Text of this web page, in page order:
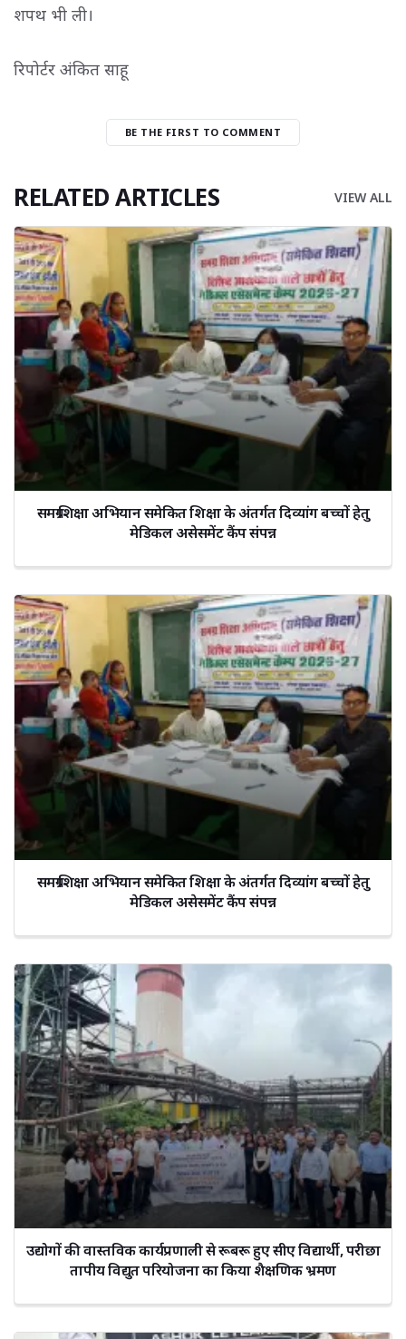
शपथ भी ली।
रिपोर्टर अंकित साहू
BE THE FIRST TO COMMENT
RELATED ARTICLES VIEW ALL
समग्र शिक्षा अभियान समेकित शिक्षा के अंतर्गत दिव्यांग बच्चों हेतु
मेडिकल असेसमेंट कैंप संपन्न
समग्र शिक्षा अभियान समेकित शिक्षा के अंतर्गत दिव्यांग बच्चों हेतु
मेडिकल असेसमेंट कैंप संपन्न
उद्योगों की वास्तविक कार्यप्रणाली से रूबरू हुए सीए विद्यार्थी, परीछा
तापीय विद्युत परियोजना का किया शैक्षणिक भ्रमण